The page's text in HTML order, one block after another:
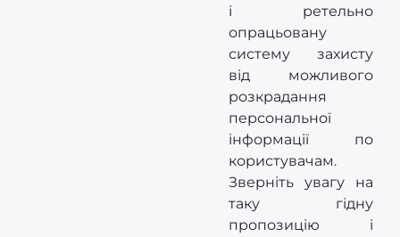
і ретельно
опрацьовану
систему захисту
від можливого
розкрадання
персональної
інформації по
користувачам.
Зверніть увагу на
таку гідну
пропозицію і